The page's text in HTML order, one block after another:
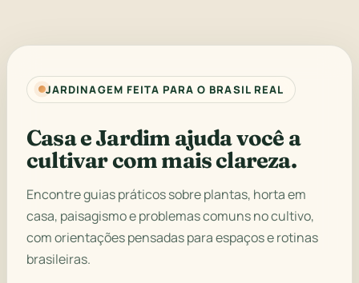
JARDINAGEM FEITA PARA O BRASIL REAL
Casa e Jardim ajuda você a
cultivar com mais clareza.
Encontre guias práticos sobre plantas, horta em
casa, paisagismo e problemas comuns no cultivo,
com orientações pensadas para espaços e rotinas
brasileiras.